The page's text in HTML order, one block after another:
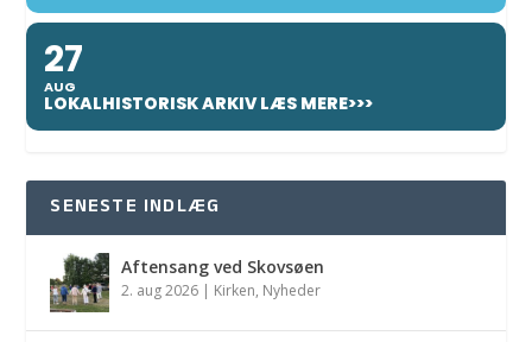
27
AUG
LOKALHISTORISK ARKIV LÆS MERE>>>
SENESTE INDLÆG
Aftensang ved Skovsøen
2. aug 2026 | Kirken, Nyheder